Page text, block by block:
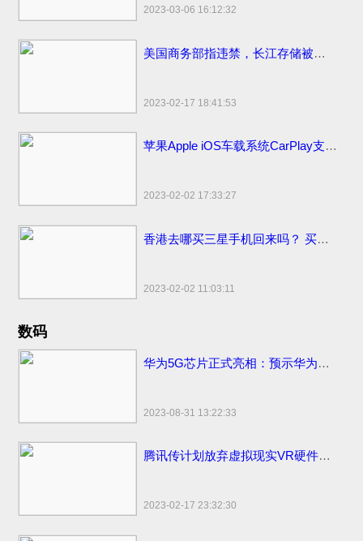
2023-03-06 16:12:32
美国商务部指违禁，长江存储被美国拜登制裁名单面临停工裁员
2023-02-17 18:41:53
苹果Apple iOS车载系统CarPlay支持哪些更多汽车品牌
2023-02-02 17:33:27
香港去哪买三星手机回来吗？ 买香港便宜售价手机市场地点和网站
2023-02-02 11:03:11
数码
华为5G芯片正式亮相：预示华为将发首款5G手机
2023-08-31 13:22:33
腾讯传计划放弃虚拟现实VR硬件计划
2023-02-17 23:32:30